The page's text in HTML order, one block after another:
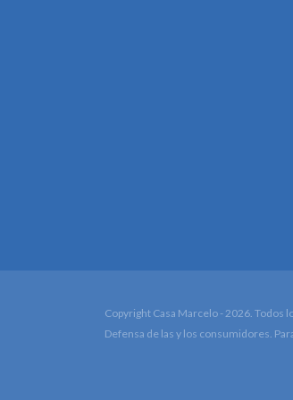
Copyright Casa Marcelo - 2026. Todos
Defensa de las y los consumidores.